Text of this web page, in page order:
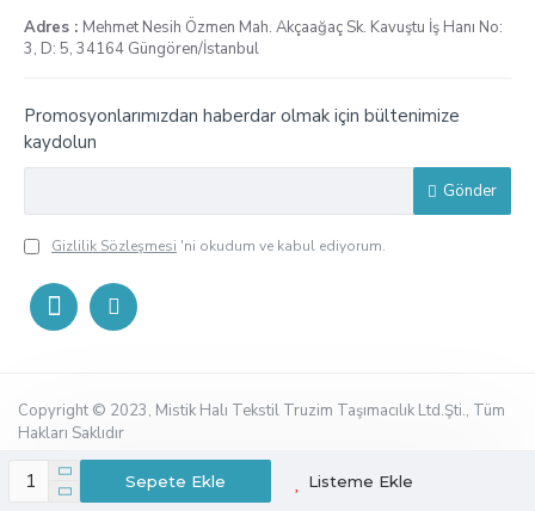
Sepete Ekle Listeme Ekle
Adres : Mehmet Nesih Özmen Mah. Akçaağaç Sk. Kavuştu İş Hanı No:
3, D: 5, 34164 Güngören/İstanbul
Promosyonlarımızdan haberdar olmak için bültenimize
kaydolun
Gönder
Gizlilik Sözleşmesi 'ni okudum ve kabul ediyorum.
Copyright © 2023, Mistik Halı Tekstil Truzim Taşımacılık Ltd.Şti., Tüm
Hakları Saklıdır